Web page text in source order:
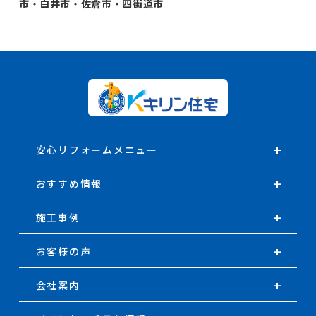
市・白井市・佐倉市・四街道市
安心リフォームメニュー
おすすめ情報
施工事例
お客様の声
会社案内